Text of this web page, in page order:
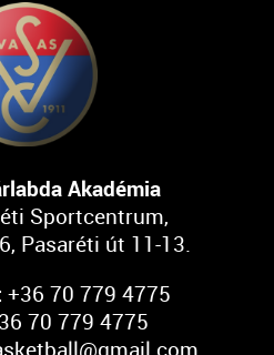
Akadémia
Sportcentrum,
Pasaréti út 11-13.
+36 70 779 4775
70 779 4775